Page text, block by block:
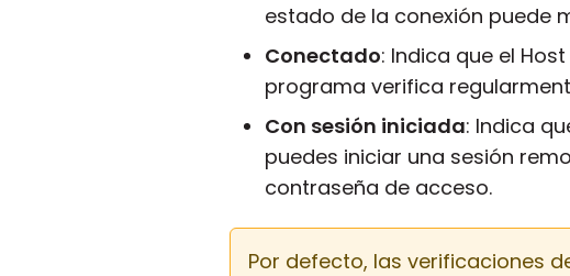
estado de la conexión puede
Conectado: Indica que el
programa verifica
Con sesión iniciada: Indica
puedes iniciar una sesión
contraseña de acceso.
Por defecto, las verificaciones